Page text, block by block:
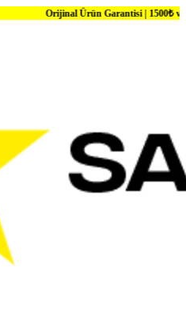
Orijinal Ürün Garantisi | 1500₺ ve Üzeri